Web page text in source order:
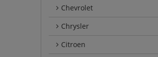
Chevrolet
Chrysler
Citroen